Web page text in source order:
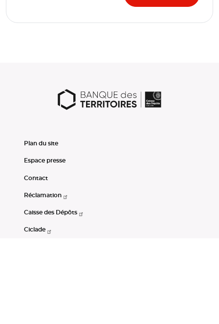
Plan du site
Espace presse
Contact
Réclamation
Caisse des Dépôts
Ciclade